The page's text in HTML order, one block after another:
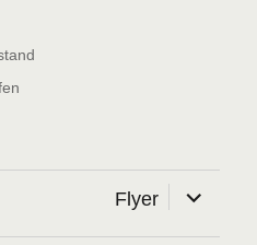
Flyer öffnen